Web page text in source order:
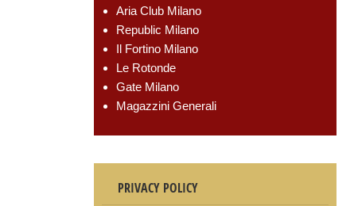
Aria Club Milano
Republic Milano
Il Fortino Milano
Le Rotonde
Gate Milano
Magazzini Generali
PRIVACY POLICY